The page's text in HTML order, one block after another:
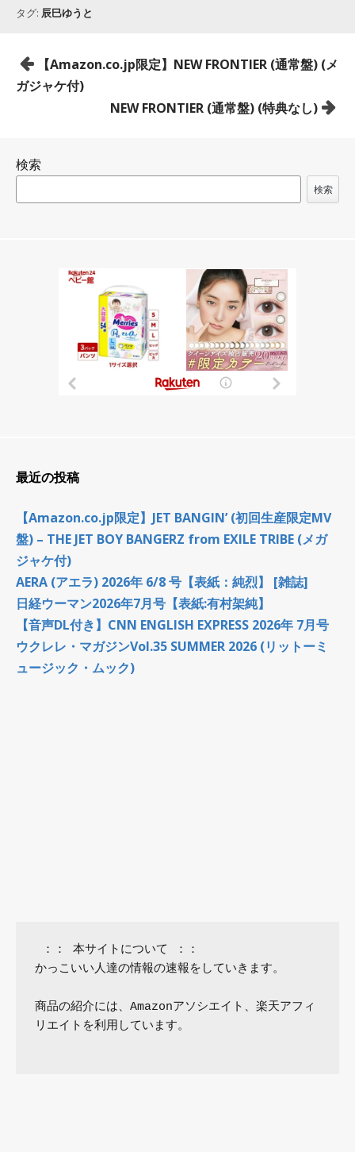
タグ: 辰巳ゆうと
投
稿
ー
【Amazon.co.jp限定】NEW FRONTIER (通常盤) (メ
ガジャケ付)
NEW FRONTIER (通常盤) (特典なし)
検索
検索
最近の投稿
【Amazon.co.jp限定】JET BANGIN’ (初回生産限定MV
盤) – THE JET BOY BANGERZ from EXILE TRIBE (メガ
ジャケ付)
AERA (アエラ) 2026年 6/8 号【表紙：純烈】 [雑誌]
日経ウーマン2026年7月号【表紙:有村架純】
【音声DL付き】CNN ENGLISH EXPRESS 2026年 7月号
ウクレレ・マガジンVol.35 SUMMER 2026 (リットーミ
ュージック・ムック)
かっこいい人達の情報の速報をしていきます。
商品の紹介には、Amazonアソシエイト、楽天アフィ
リエイトを利用しています。